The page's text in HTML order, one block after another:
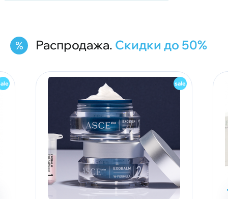
Распродажа. Скидки до 50%